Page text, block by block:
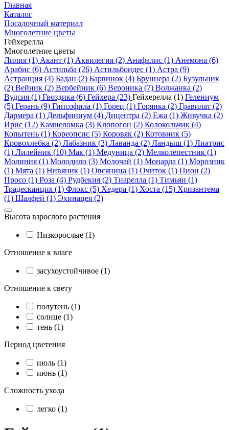
Главная
Каталог
Посадочный материал
Многолетние цветы
Гейхерелла
Многолетние цветы
Лилия (1) Акант (1) Аквилегия (2) Анафалис (1) Анемона (6)
Арабис (6) Астильба (26) Астильбоидес (1) Астра (9)
Астранция (4) Бадан (2) Барвинок (4) Бруннера (2) Бузульник
(2) Вейник (2) Вербейник (6) Вероника (7) Волжанка (2)
Вудсия (1) Гвоздика (6) Гейхера (23) Гейхерелла (1) Гелениум
(5) Герань (9) Гипсофила (1) Горец (1) Горянка (2) Гравилат (2)
Дармера (1) Дельфиниум (4) Дицентра (2) Ежа (1) Живучка (2)
Ирис (12) Камнеломка (3) Клопогон (2) Колокольчик (4)
Копытень (1) Кореопсис (5) Коровяк (2) Котовник (5)
Кровохлебка (2) Лабазник (3) Лаванда (2) Ландыш (1) Лиатрис
(1) Лилейник (10) Мак (1) Медуница (2) Мелколепестник (1)
Молиния (1) Молодило (3) Молочай (1) Монарда (1) Морозник
(1) Мята (1) Нивяник (1) Овсяница (1) Очиток (1) Пион (2)
Просо (1) Роза (4) Рудбекия (2) Тиарелла (1) Тимьян (1)
Традесканция (1) Флокс (5) Хедера (1) Хоста (15) Хризантема
(1) Шалфей (1) Эхинацея (2)
Высота взрослого растения
Низкорослые (1)
Отношение к влаге
засухоустойчивое (1)
Отношение к свету
полутень (1)
солнце (1)
тень (1)
Период цветения
июль (1)
июнь (1)
Сложность ухода
легко (1)